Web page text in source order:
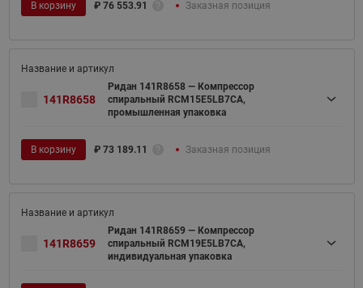
В корзину ₽ 76 553.91 Заказная позиция
141R8658
Ридан 141R8658 — Компрессор
спиральный RCM15E5LB7CA,
промышленная упаковка
В корзину ₽ 73 189.11 Заказная позиция
141R8659
Ридан 141R8659 — Компрессор
спиральный RCM19E5LB7CA,
индивидуальная упаковка